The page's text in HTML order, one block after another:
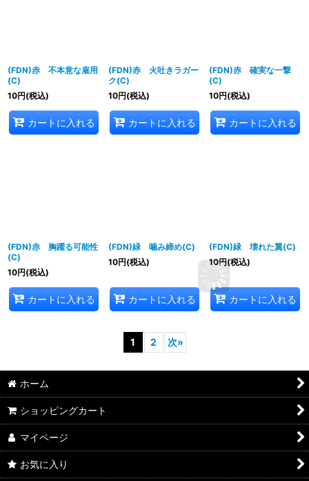
(FDN)赤 不本意な雇用
(C)
10円(税込)
カートに入れる
(FDN)赤 火吐きラガー
ク(C)
10円(税込)
カートに入れる
(FDN)赤 確実な一撃
(C)
10円(税込)
カートに入れる
(FDN)赤 胸躍る可能性
(C)
10円(税込)
カートに入れる
(FDN)緑 噛み締め(C)
10円(税込)
カートに入れる
(FDN)緑 壊れた翼(C)
10円(税込)
カートに入れる
1 2 次»
ホーム
ショッピングカート
マイページ
お気に入り